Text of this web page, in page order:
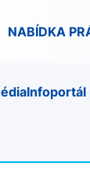
NABÍDKA
Infoportál